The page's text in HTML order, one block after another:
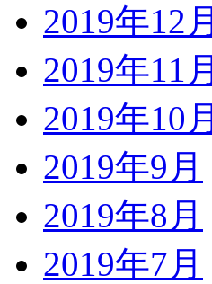
2019年12月
2019年11月
2019年10月
2019年9月
2019年8月
2019年7月